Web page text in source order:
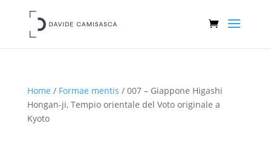
Home / Formae mentis / 007 – Giappone Higashi
Hongan-ji, Tempio orientale del Voto originale a
Kyoto